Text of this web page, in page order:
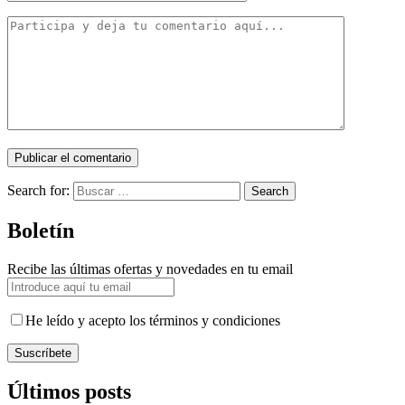
Search for: Search
Boletín
Recibe las últimas ofertas y novedades en tu email
He leído y acepto los términos y condiciones
Suscríbete
Últimos posts